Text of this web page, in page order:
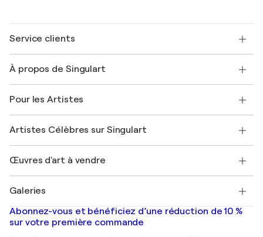
Service clients
Expédition
Offrir une carte cadeau
Rejoignez notre programme commercial
Mon compte
+33 1 76 44 06 42
À propos de Singulart
FAQ
Magazine Singulart
Emplois
Découvrez une sélection d'art original
Pour les Artistes
Se connecter en tant qu'Artiste
Artistes Célèbres sur Singulart
Marc Chagall
Banksy
Mr. Brainwash
Shepard Fairey
Œuvres d'art à vendre
Tableaux abstraits à vendre
Peintures de paysage
Estampes
Galeries
Galeries d'art en France
Galeries d'art en Belgique
Abonnez-vous et bénéficiez d’une réduction de 10 %
sur votre première commande